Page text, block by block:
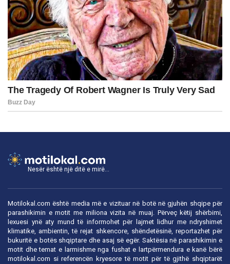
Nesër është një ditë e mirë...
Motilokal.com është media më e vizituar në botë në gjuhën shqipe për
parashikimin e motit me miliona vizita në muaj. Përveç këtij shërbimi,
lexuesi ynë aty mund të informohet për lajmet lidhur me ndryshimet
klimatike, ambientin, të rejat shkencore, shëndetësinë, reportazhet për
bukuritë e botës shqiptare dhe asaj së egër. Saktësia në parashikimin e
motit dhe temat e larmishme nga fushat e lartpërmendura e kanë bërë
motilokal.com si referencën kryesore të motit për të gjithë shqiptarët